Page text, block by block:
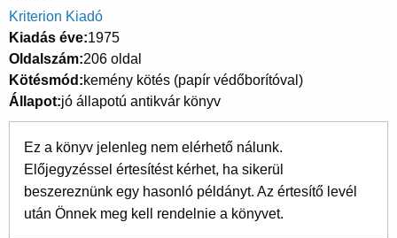
Kriterion Kiadó
Kiadás éve 1975
Oldalszám 206 oldal
Kötésmód kemény kötés (papír védőborítóval)
Állapot jó állapotú antikvár könyv
Ez a könyv jelenleg nem elérhető nálunk.
Előjegyzéssel értesítést kérhet, ha sikerül
beszereznünk egy hasonló példányt. Az értesítő levél
után Önnek meg kell rendelnie a könyvet.